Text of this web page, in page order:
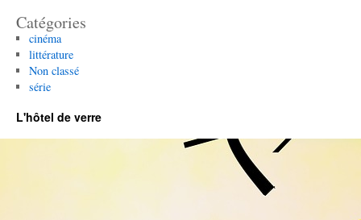
Catégories
cinéma
littérature
Non classé
série
L'hôtel de verre